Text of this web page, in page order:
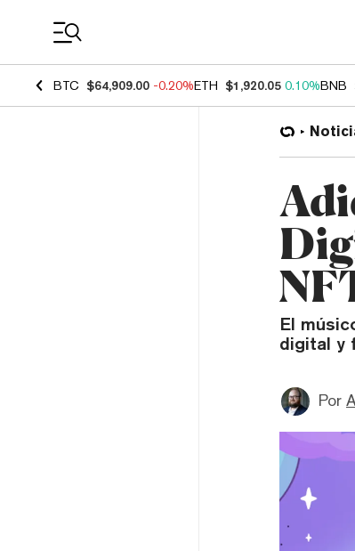
BTC $64,909.00 -0.20%ETH $1,920.05 0.10%BNB
El
digital y
Por